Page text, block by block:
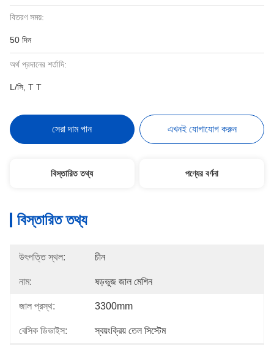
বিতরণ সময়:
50 দিন
অর্থ প্রদানের শর্তাদি:
L/সি, T T
সেরা দাম পান এখনই যোগাযোগ করুন
বিস্তারিত তথ্য পণ্যের বর্ণনা
বিস্তারিত তথ্য
উৎপত্তি স্থল: চীন
নাম: ষড়ভুজ জাল মেশিন
জাল প্রস্থ: 3300mm
বেসিক ডিভাইস: স্বয়ংক্রিয় তেল সিস্টেম